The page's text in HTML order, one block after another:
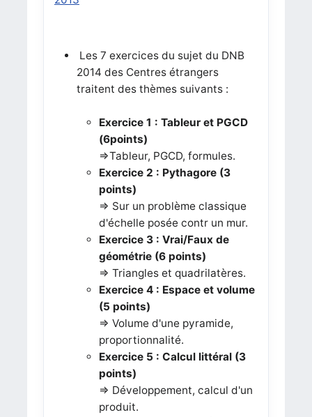
Les 7 exercices du sujet du DNB
2014 des Centres étrangers
traitent des thèmes suivants :
Exercice 1 : Tableur et PGCD
(6points)
=>Tableur, PGCD, formules.
Exercice 2 : Pythagore (3
points)
=> Sur un problème classique
d'échelle posée contr un mur.
Exercice 3 : Vrai/Faux de
géométrie (6 points)
=> Triangles et quadrilatères.
Exercice 4 : Espace et volume
(5 points)
=> Volume d'une pyramide,
proportionnalité.
Exercice 5 : Calcul littéral (3
points)
=> Développement, calcul d'un
produit.